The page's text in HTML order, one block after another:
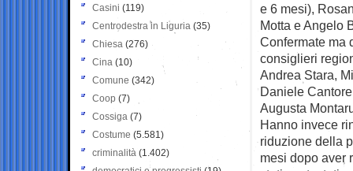
e 6 mesi),
Motta e Angelo
Confermate ma
consiglieri
Andrea Stara,
Daniele
Augusta
Hanno invece
riduzione della
mesi dopo aver
Casini (119)
Centrodestra in Liguria (35)
Chiesa (276)
Cina (10)
Comune (342)
Coop (7)
Cossiga (7)
Costume (5.581)
criminalità (1.402)